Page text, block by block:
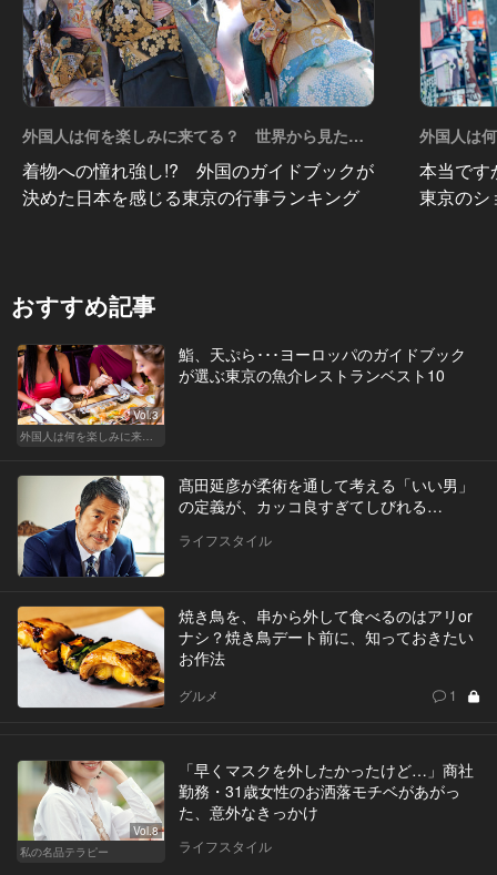
外国人は何を楽しみに来てる？ 世界から見た東
京！ Vol.8
着物への憧れ強し!? 外国のガイドブックが
決めた日本を感じる東京の行事ランキング
外国人は
京！ Vol.6
本当です
東京のシ
おすすめ記事
Vol.3
外国人は何を楽しみに来てる？ 世界から見た東京！
鮨、天ぷら･･･ヨーロッパのガイドブック
が選ぶ東京の魚介レストランベスト10
髙田延彦が柔術を通して考える「いい男」
の定義が、カッコ良すぎてしびれる…
ライフスタイル
焼き鳥を、串から外して食べるのはアリor
ナシ？焼き鳥デート前に、知っておきたい
お作法
グルメ 1
Vol.8
私の名品テラピー
「早くマスクを外したかったけど…」商社
勤務・31歳女性のお洒落モチベがあがっ
た、意外なきっかけ
ライフスタイル